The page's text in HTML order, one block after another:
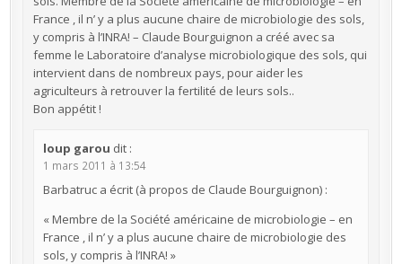
France , il n’ y a plus aucune chaire de microbiologie des sols,
y compris à l’INRA! – Claude Bourguignon a créé avec sa
femme le Laboratoire d’analyse microbiologique des sols, qui
intervient dans de nombreux pays, pour aider les
agriculteurs à retrouver la fertilité de leurs sols..
Bon appétit !
loup garou dit :
1 mars 2011 à 13:54
Barbatruc a écrit (à propos de Claude Bourguignon) :
« Membre de la Société américaine de microbiologie – en
France , il n’ y a plus aucune chaire de microbiologie des
sols, y compris à l’INRA! »